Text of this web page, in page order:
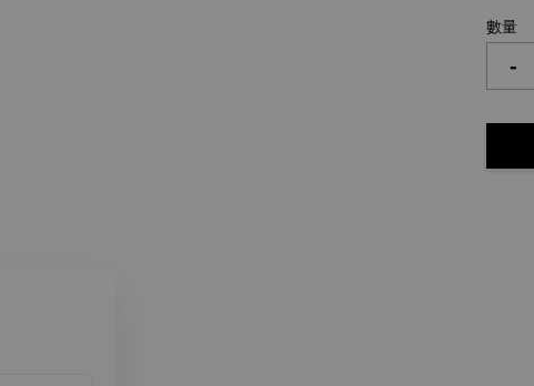
數量
-